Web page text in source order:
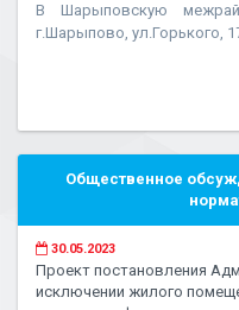
В Шарыповскую
г.Шарыпово, ул.Горького,
Общественное
30.05.2023
Проект постановления
исключении жилого